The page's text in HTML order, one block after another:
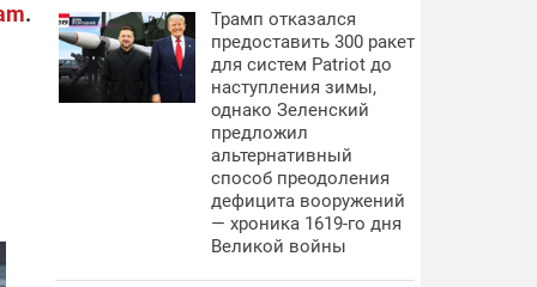
.
Трамп отказался
предоставить 300 ракет
для систем Patriot до
наступления зимы,
однако Зеленский
предложил
альтернативный
способ преодоления
дефицита вооружений
— хроника 1619-го дня
Великой войны